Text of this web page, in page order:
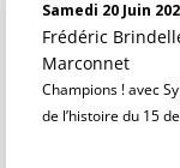
Samedi 20 Juin
Frédéric
Marconnet
Champions ! avec
de l’histoire du 15